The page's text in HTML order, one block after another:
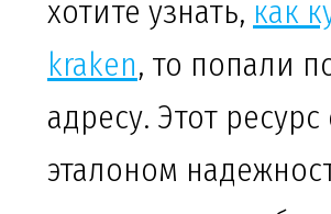
хотите узнать, как
kraken, то попали
адресу. Этот ресурс
эталоном